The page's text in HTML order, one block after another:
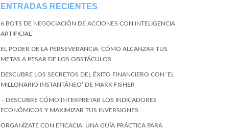
ENTRADAS RECIENTES
6 BOTS DE NEGOCIACIÓN DE ACCIONES CON INTELIGENCIA
ARTIFICIAL
EL PODER DE LA PERSEVERANCIA: CÓMO ALCANZAR TUS
METAS A PESAR DE LOS OBSTÁCULOS
DESCUBRE LOS SECRETOS DEL ÉXITO FINANCIERO CON ‘EL
MILLONARIO INSTANTÁNEO’ DE MARK FISHER
– DESCUBRE CÓMO INTERPRETAR LOS INDICADORES
ECONÓMICOS Y MAXIMIZAR TUS INVERSIONES
ORGANÍZATE CON EFICACIA: UNA GUÍA PRÁCTICA PARA